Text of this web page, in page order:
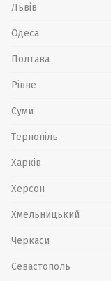
Львів
Одеса
Полтава
Рівне
Суми
Тернопіль
Харків
Херсон
Хмельницький
Черкаси
Севастополь